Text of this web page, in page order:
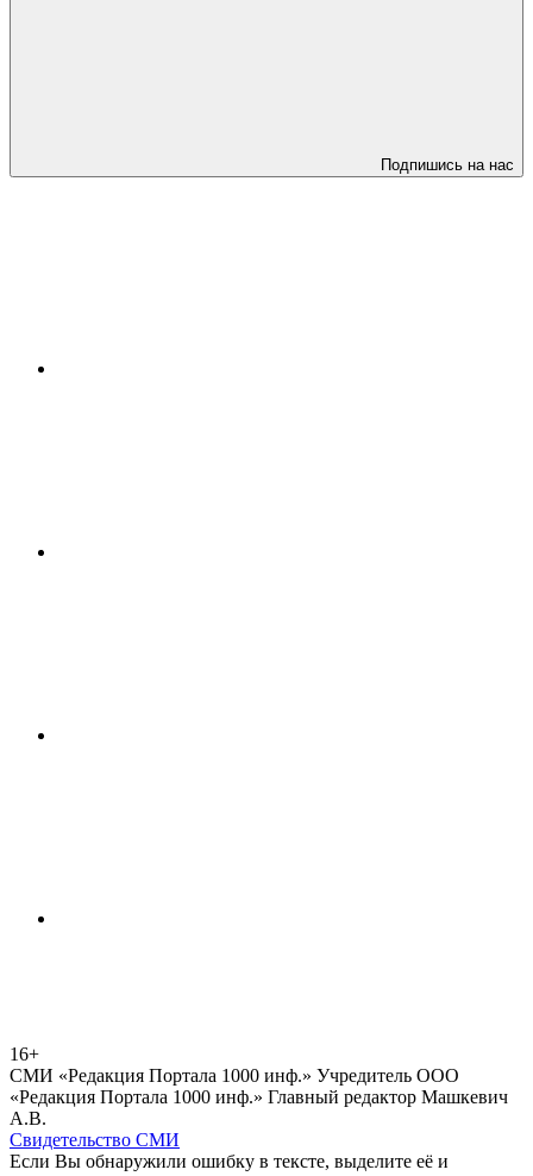
Подпишись на нас
16+
СМИ «Редакция Портала 1000 инф.» Учредитель ООО
«Редакция Портала 1000 инф.» Главный редактор Машкевич
А.В.
Свидетельство СМИ
Если Вы обнаружили ошибку в тексте, выделите её и